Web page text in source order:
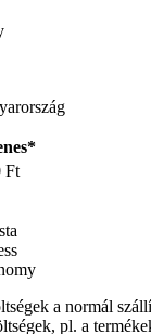
Ft
a normál
pl. a